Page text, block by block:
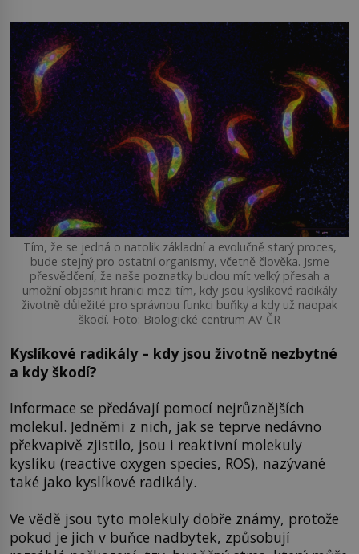
Tím, že se jedná o natolik základní a evolučně starý proces,
bude stejný pro ostatní organismy, včetně člověka. Jsme
přesvědčení, že naše poznatky budou mít velký přesah a
umožní objasnit hranici mezi tím, kdy jsou kyslíkové radikály
životně důležité pro správnou funkci buňky a kdy už naopak
škodí. Foto: Biologické centrum AV ČR
Kyslíkové radikály – kdy jsou životně nezbytné
a kdy škodí?
Informace se předávají pomocí nejrůznějších
molekul. Jedněmi z nich, jak se teprve nedávno
překvapivě zjistilo, jsou i reaktivní molekuly
kyslíku (reactive oxygen species, ROS), nazývané
také jako kyslíkové radikály.
Ve vědě jsou tyto molekuly dobře známy, protože
pokud je jich v buňce nadbytek, způsobují